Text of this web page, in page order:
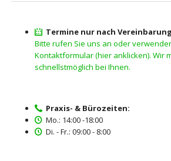
Termine nur nach
Bitte rufen Sie uns an oder
Kontaktformular (hier anklicken). Wir
schnellstmöglich bei Ihnen.
Praxis- & Bürozeiten:
Mo.: 14:00 -18:00
Di. - Fr.: 09:00 - 8:00